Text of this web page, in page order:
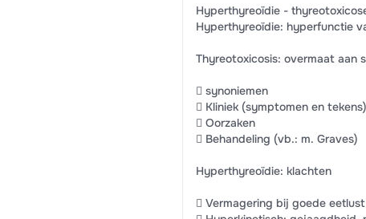
Hyperthyreoïdie -
Hyperthyreoïdie: hyperfunctie
Thyreotoxicosis: overmaat aan
 synoniemen
 Kliniek (symptomen en tekens)
 Oorzaken
 Behandeling (vb.: m. Graves)
Hyperthyreoïdie: klachten
 Vermagering bij goede eetlust